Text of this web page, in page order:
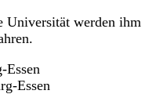
Universität werden ihm
Essen